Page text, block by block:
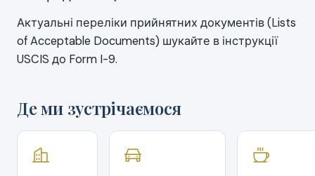
Актуальні переліки прийнятних документів (Lists
of Acceptable Documents) шукайте в інструкції
USCIS до Form I-9.
Де ми зустрічаємося